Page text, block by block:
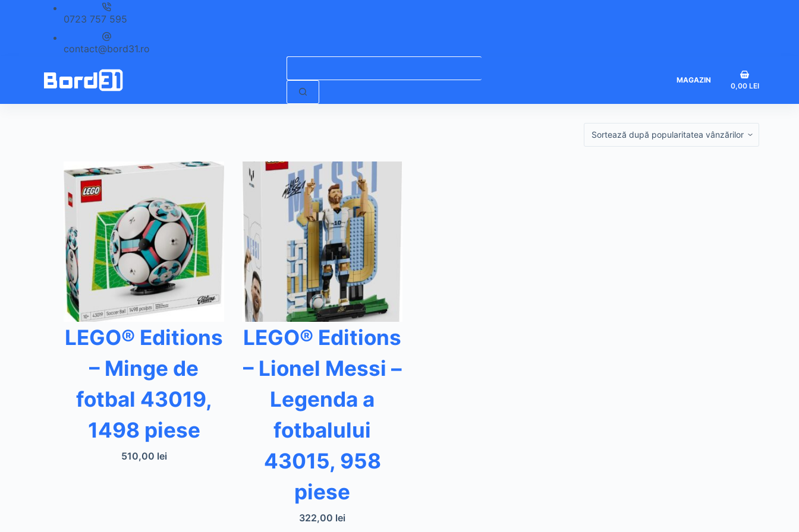
0723 757 595
contact@bord31.ro
rezultat
MAGAZIN
Coș
0,00 LEI
LEGO® Editions
– Minge de
fotbal 43019,
1498 piese
510,00 lei
LEGO® Editions
– Lionel Messi –
Legenda a
fotbalului
43015, 958
piese
322,00 lei